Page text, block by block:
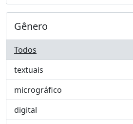
Gênero
Todos
textuais
, 4 resultados
micrográfico
, 3 resultados
digital
, 3 resultados